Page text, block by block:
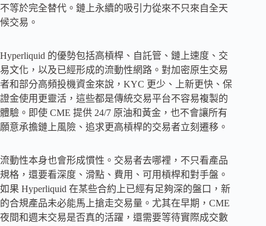
不等於完全替代。鏈上永續的吸引力從來不只來自全天
候交易。
Hyperliquid 的優勢包括高槓桿、自託管、鏈上速度、交
易文化，以及已經形成的流動性網路。對加密原生交易
者和部分高頻投機資金來說，KYC 更少、上新更快、保
證金使用更靈活，這些都是傳統交易平台不容易複製的
體驗。即使 CME 提供 24/7 原油和黃金，也不會讓所有
願意承擔鏈上風險、追求更高槓桿的交易者立刻遷移。
流動性本身也會形成慣性。交易者去哪裡，不只看產品
規格，還要看深度、滑點、費用、可用槓桿和對手盤。
如果 Hyperliquid 在某些合約上已經有足夠深的盤口，新
的合規產品未必能馬上搶走交易量。尤其在早期，CME
夜間和週末交易是否真的活躍，還需要等待實際成交數